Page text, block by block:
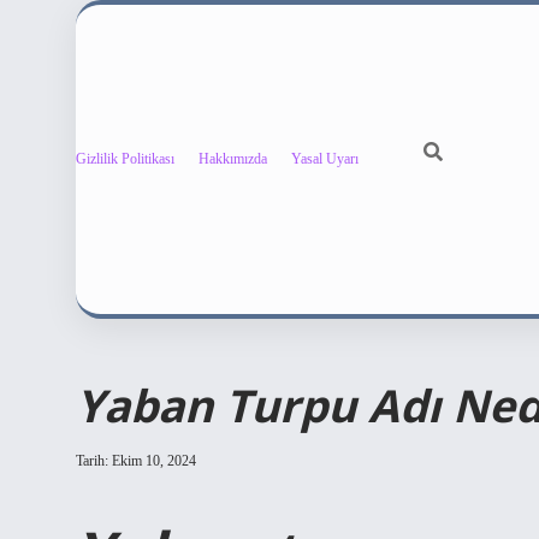
Gizlilik Politikası Hakkımızda Yasal Uyarı
Yaban Turpu Adı
Tarih: Ekim 10, 2024